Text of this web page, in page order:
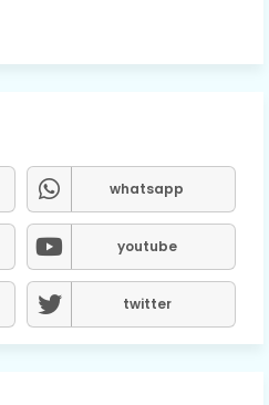
whatsapp
youtube
twitter